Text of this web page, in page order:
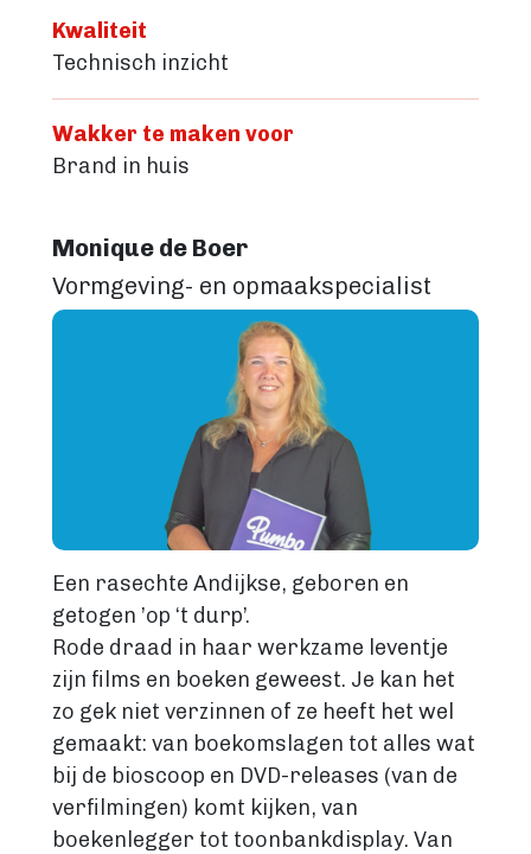
Kwaliteit
Technisch inzicht
Wakker te maken voor
Brand in huis
Monique de Boer
Vormgeving- en opmaakspecialist
Image
Een rasechte Andijkse, geboren en
getogen ’op ‘t durp’.
Rode draad in haar werkzame leventje
zijn films en boeken geweest. Je kan het
zo gek niet verzinnen of ze heeft het wel
gemaakt: van boekomslagen tot alles wat
bij de bioscoop en DVD-releases (van de
verfilmingen) komt kijken, van
boekenlegger tot toonbankdisplay. Van